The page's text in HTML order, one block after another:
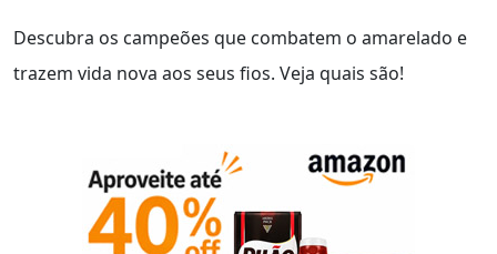
Descubra os campeões que combatem o amarelado e
trazem vida nova aos seus fios. Veja quais são!